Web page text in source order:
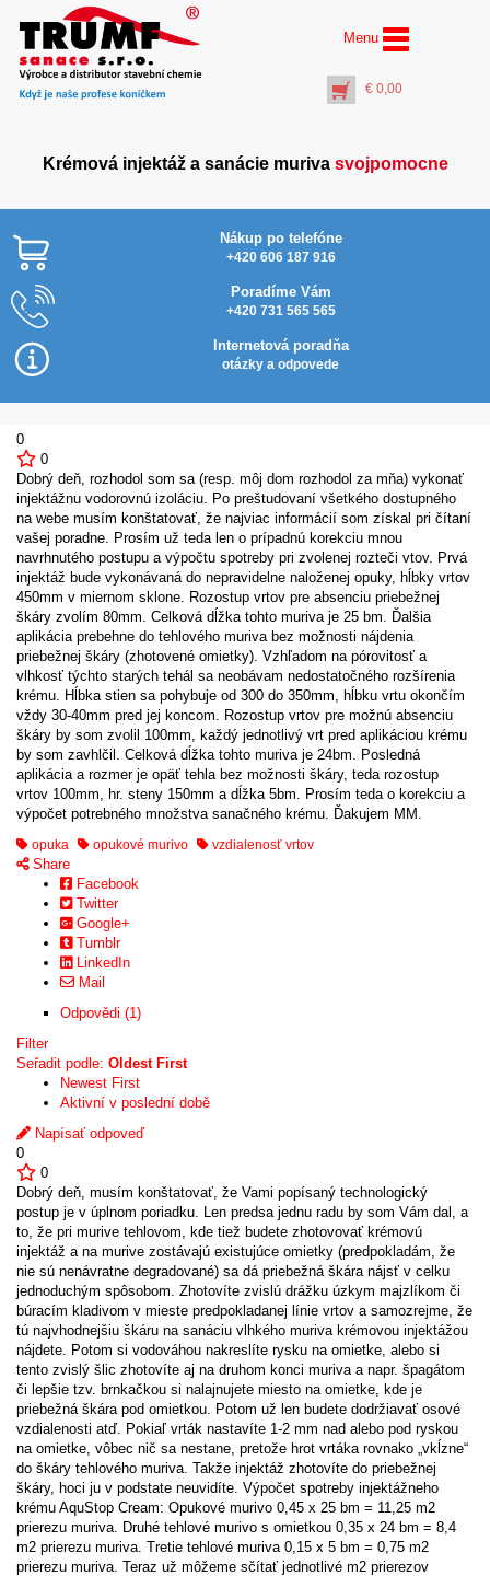
Menu
€ 0,00
Krémová injektáž a sanácie muriva svojpomocne
Nákup po telefóne
+420 606 187 916
Poradíme Vám
+420 731 565 565
Internetová poradňa
otázky a odpovede
0
0
Dobrý deň, rozhodol som sa (resp. môj dom rozhodol za mňa) vykonať
injektážnu vodorovnú izoláciu. Po preštudovaní všetkého dostupného
na webe musím konštatovať, že najviac informácií som získal pri čítaní
vašej poradne. Prosím už teda len o prípadnú korekciu mnou
navrhnutého postupu a výpočtu spotreby pri zvolenej rozteči vtov. Prvá
injektáž bude vykonávaná do nepravidelne naloženej opuky, hĺbky vrtov
450mm v miernom sklone. Rozostup vrtov pre absenciu priebežnej
škáry zvolím 80mm. Celková dĺžka tohto muriva je 25 bm. Ďalšia
aplikácia prebehne do tehlového muriva bez možnosti nájdenia
priebežnej škáry (zhotovené omietky). Vzhľadom na pórovitosť a
vlhkosť týchto starých tehál sa neobávam nedostatočného rozšírenia
krému. Hĺbka stien sa pohybuje od 300 do 350mm, hĺbku vrtu okončím
vždy 30-40mm pred jej koncom. Rozostup vrtov pre možnú absenciu
škáry by som zvolil 100mm, každý jednotlivý vrt pred aplikáciou krému
by som zavhlčil. Celková dĺžka tohto muriva je 24bm. Posledná
aplikácia a rozmer je opäť tehla bez možnosti škáry, teda rozostup
vrtov 100mm, hr. steny 150mm a dĺžka 5bm. Prosím teda o korekciu a
výpočet potrebného množstva sanačného krému. Ďakujem MM.
opuka opukové murivo vzdialenosť vrtov
Share
Facebook
Twitter
Google+
Tumblr
LinkedIn
Mail
Odpovědi (1)
Filter
Seřadit podle: Oldest First
Newest First
Aktivní v poslední době
Napísať odpoveď
0
0
Dobrý deň, musím konštatovať, že Vami popísaný technologický
postup je v úplnom poriadku. Len predsa jednu radu by som Vám dal, a
to, že pri murive tehlovom, kde tiež budete zhotovovať krémovú
injektáž a na murive zostávajú existujúce omietky (predpokladám, že
nie sú nenávratne degradované) sa dá priebežná škára nájsť v celku
jednoduchým spôsobom. Zhotovíte zvislú drážku úzkym majzlíkom či
búracím kladivom v mieste predpokladanej línie vrtov a samozrejme, že
tú najvhodnejšiu škáru na sanáciu vlhkého muriva krémovou injektážou
nájdete. Potom si vodováhou nakreslíte rysku na omietke, alebo si
tento zvislý šlic zhotovíte aj na druhom konci muriva a napr. špagátom
či lepšie tzv. brnkačkou si nalajnujete miesto na omietke, kde je
priebežná škára pod omietkou. Potom už len budete dodržiavať osové
vzdialenosti atď. Pokiaľ vrták nastavíte 1-2 mm nad alebo pod ryskou
na omietke, vôbec nič sa nestane, pretože hrot vrtáka rovnako „vkĺzne“
do škáry tehlového muriva. Takže injektáž zhotovíte do priebežnej
škáry, hoci ju v podstate neuvidíte. Výpočet spotreby injektážneho
krému AquStop Cream: Opukové murivo 0,45 x 25 bm = 11,25 m2
prierezu muriva. Druhé tehlové murivo s omietkou 0,35 x 24 bm = 8,4
m2 prierezu muriva. Tretie tehlové muriva 0,15 x 5 bm = 0,75 m2
prierezu muriva. Teraz už môžeme sčítať jednotlivé m2 prierezov
Ochranné okuliare
VS160
€1,50